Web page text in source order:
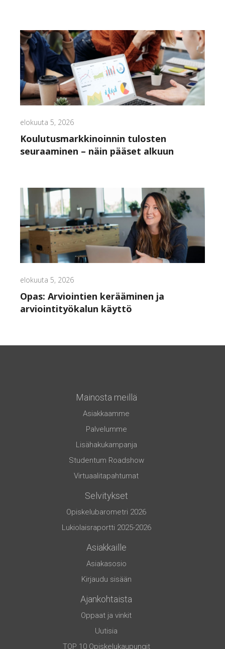
elokuuta 5, 2026
Koulutusmarkkinoinnin tulosten
seuraaminen – näin pääset alkuun
elokuuta 5, 2026
Opas: Arviointien kerääminen ja
arviointityökalun käyttö
Mainosta meillä
Asiakkaamme
Palvelumme
Lisähakukampanja
Studentum Roadshow
Virtuaalitapahtumat
Selvitykset
Opiskelubarometri 2026
Lukiolaisraportti 2025-2026
Asiakkaille
Asiakasosio
Kirjaudu sisään
Ajankohtaista
Oppaat ja vinkit
Uutisia
TOP 10 Opiskelukaupungit